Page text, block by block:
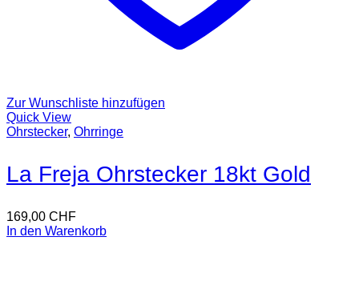
Zur Wunschliste hinzufügen
Quick View
Ohrstecker, Ohrringe
La Freja Ohrstecker 18kt Gold
169,00 CHF
In den Warenkorb